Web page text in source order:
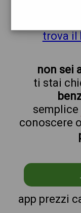
trova il
non sei
ti stai
semplice
conoscere
app prezzi